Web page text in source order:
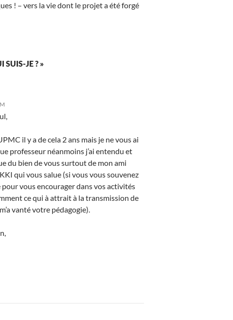
! – vers la vie dont le projet a été forgé
SUIS-JE ? »
il y a de cela 2 ans mais je ne vous ai
professeur néanmoins j’ai entendu et
du bien de vous surtout de mon ami
qui vous salue (si vous vous souvenez
pour vous encourager dans vos activités
ce qui à attrait à la transmission de
vanté votre pédagogie).